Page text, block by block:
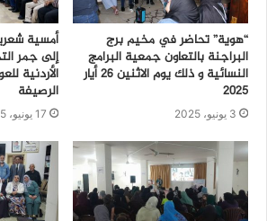
“هوية” تحاضر في مخيم برج
البراجنة بالتعاون جمعية البرامج
النسائية و ذلك يوم الاثنين 26 أيار
2025
3 يونيو، 2025
أمسية
إلى جمر
الأردنية
الرصيفة
17 يونيو، 2025